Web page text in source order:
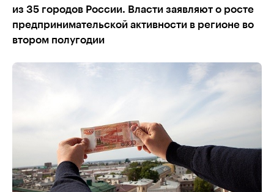
из 35 городов России. Власти заявляют о росте
предпринимательской активности в регионе во
втором полугодии